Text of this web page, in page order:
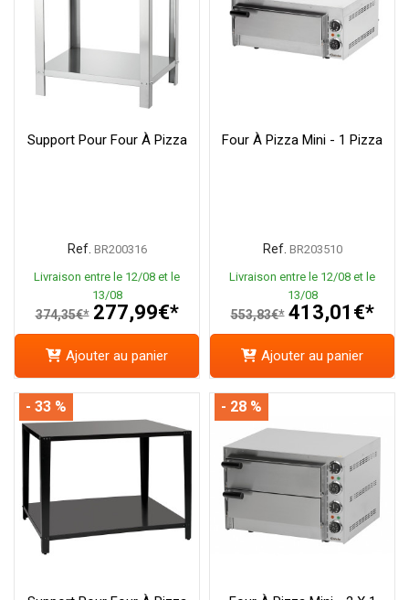
Support Pour Four À Pizza
Ref. BR200316
Livraison entre le 12/08 et le
13/08
374,35€* 277,99€*
Ajouter au panier
Four À Pizza Mini - 1 Pizza
Ref. BR203510
Livraison entre le 12/08 et le
13/08
553,83€* 413,01€*
Ajouter au panier
- 33 % - 28 %